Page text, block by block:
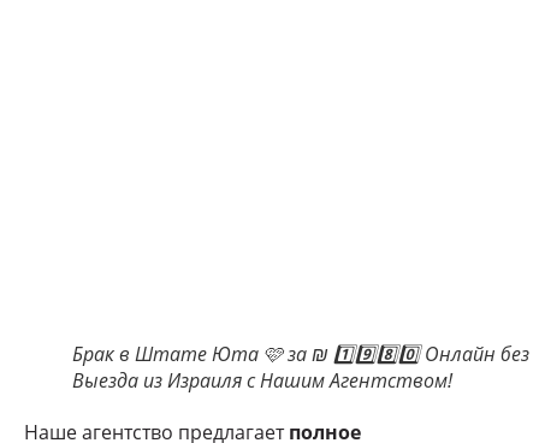
Брак в Штате Юта 🩷 за ₪ 1️⃣9️⃣8️⃣0️⃣ Онлайн без
Выезда из Израиля с Нашим Агентством!
Наше агентство предлагаетполное